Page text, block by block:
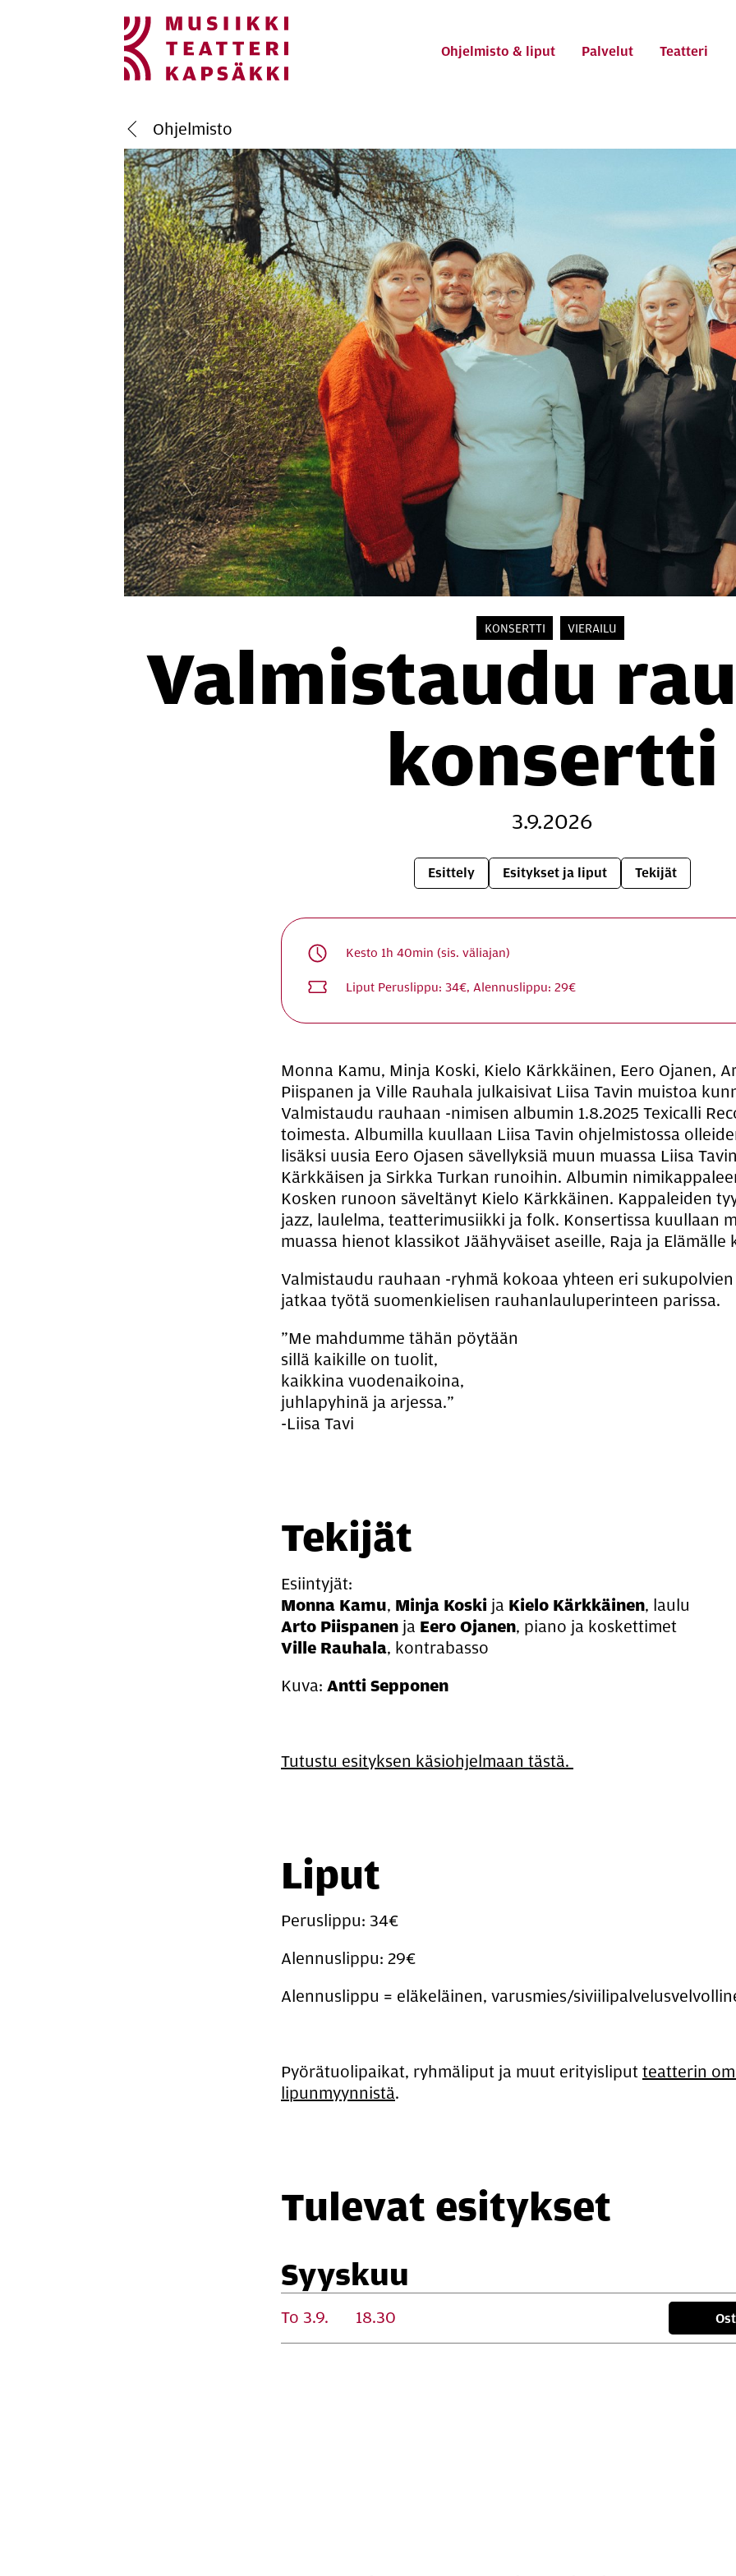
Si­vus­ton na­vi­goin­ti
Hyppää sivun sisältöön
Ohjelmisto & liput Palvelut Teatteri
Ohjelmisto
KONSERTTI VIERAILU
Val­mis­tau­du
kon­sert­ti
3.9.2026
Esittely Esitykset ja liput Tekijät
Kesto 1h 40min (sis. väliajan)
Liput Peruslippu: 34€, Alennuslippu: 29€
Monna Kamu, Minja Koski, Kielo Kärkkäinen, Eero Ojanen,
Piispanen ja Ville Rauhala julkaisivat Liisa Tavin muistoa
Valmistaudu rauhaan -nimisen albumin 1.8.2025 Texicalli
toimesta. Albumilla kuullaan Liisa Tavin ohjelmistossa
lisäksi uusia Eero Ojasen sävellyksiä muun muassa Liisa
Kärkkäisen ja Sirkka Turkan runoihin. Albumin
Kosken runoon säveltänyt Kielo Kärkkäinen. Kappaleiden
jazz, laulelma, teatterimusiikki ja folk. Konsertissa kuullaan
muassa hienot klassikot Jäähyväiset aseille, Raja ja Elämälle
Valmistaudu rauhaan -ryhmä kokoaa yhteen eri
jatkaa työtä suomenkielisen rauhanlauluperinteen parissa.
”Me mahdumme tähän pöytään
sillä kaikille on tuolit,
kaikkina vuodenaikoina,
juhlapyhinä ja arjessa.”
-Liisa Tavi
Tekijät
Esiintyjät:
Monna Kamu, Minja Koski ja Kielo Kärkkäinen, laulu
Arto Piispanen ja Eero Ojanen, piano ja koskettimet
Ville Rauhala, kontrabasso
Kuva: Antti Sepponen
Tutustu esityksen käsiohjelmaan tästä.
Liput
Peruslippu: 34€
Alennuslippu: 29€
Alennuslippu = eläkeläinen, varusmies/
Pyörätuolipaikat, ryhmäliput ja muut erityisliput teatterin
lipunmyynnistä.
Tulevat esi­tyk­set
Syyskuu
To 3.9. 18.30